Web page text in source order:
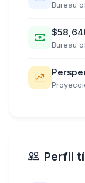
Bureau
Bureau
Perfil